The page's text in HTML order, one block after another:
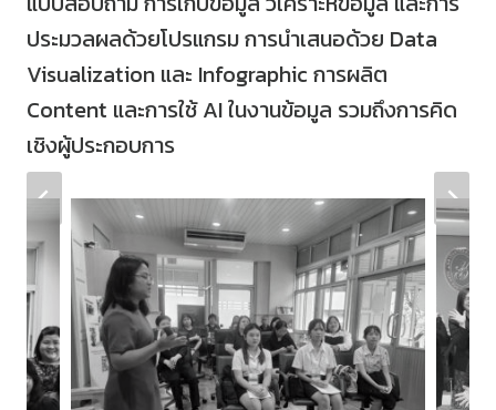
ประมวลผลด้วยโปรแกรม การนำเสนอด้วย Data
Visualization และ Infographic การผลิต
Content และการใช้ AI ในงานข้อมูล รวมถึงการคิด
เชิงผู้ประกอบการ